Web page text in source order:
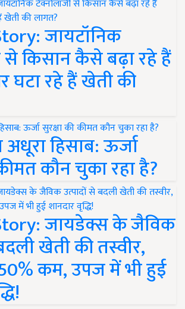
जायटॉनिक
से किसान कैसे बढ़ा रहे हैं
घटा रहे हैं खेती की
हिसाब: ऊर्जा
कौन चुका रहा है?
जायडेक्स के जैविक
खेती की तस्वीर,
कम, उपज में भी हुई